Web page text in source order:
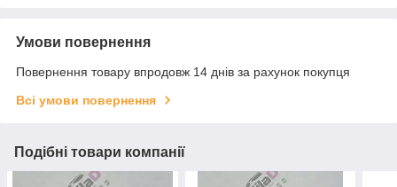
Умови повернення
Повернення товару впродовж 14 днів за рахунок покупця
Всі умови повернення
Подібні товари компанії